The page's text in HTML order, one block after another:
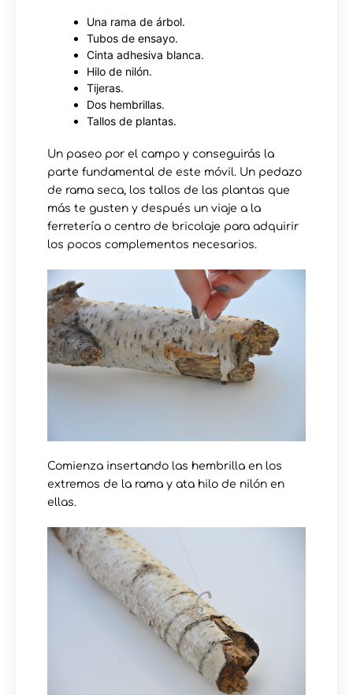
Una rama de árbol.
Tubos de ensayo.
Cinta adhesiva blanca.
Hilo de nilón.
Tijeras.
Dos hembrillas.
Tallos de plantas.
Un paseo por el campo y conseguirás la
parte fundamental de este móvil. Un pedazo
de rama seca, los tallos de las plantas que
más te gusten y después un viaje a la
ferretería o centro de bricolaje para adquirir
los pocos complementos necesarios.
Comienza insertando las hembrilla en los
extremos de la rama y ata hilo de nilón en
ellas.